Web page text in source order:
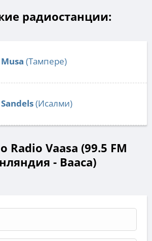
радиостанции:
(Тампере)
(Исалми)
Radio Vaasa (99.5 FM
- Вааса)